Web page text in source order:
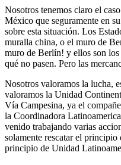
Nosotros tenemos claro el
México que seguramente en
sobre esta situación. Los
muralla china, o el muro de
muro de Berlín! y ellos son los
qué no pasen. Pero las
Nosotros valoramos la lucha,
valoramos la Unidad
Vía Campesina, ya el
la Coordinadora
venido trabajando varias
solamente rescatar el principio
principio de Unidad